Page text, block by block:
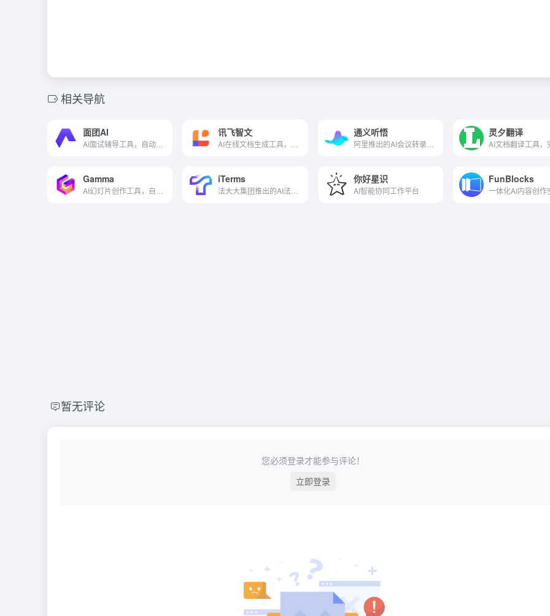
相关导航
面团AI 讯飞智文 通义听悟 灵夕翻译
Gamma iTerms 你好星识
AI智能协同工作平台
FunBlocks
暂无评论
您必须登录才能参与评论！
立即登录